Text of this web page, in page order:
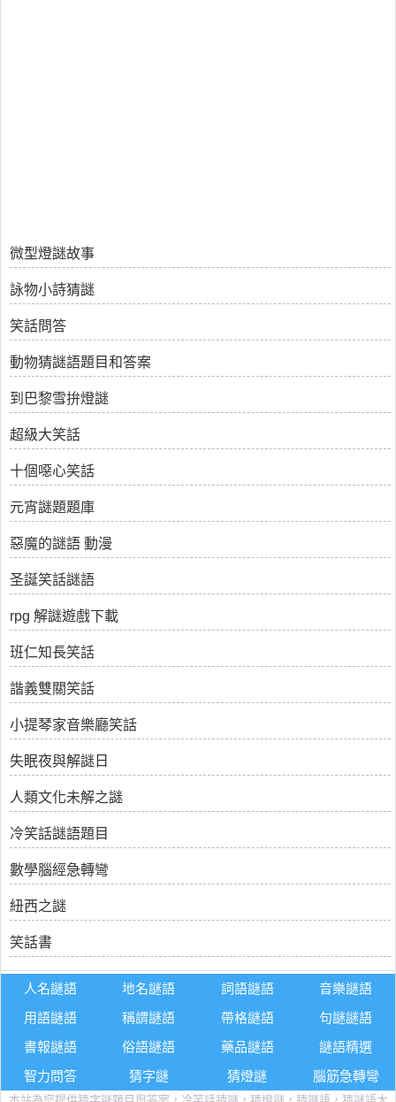
微型燈謎故事
詠物小詩猜謎
笑話問答
動物猜謎語題目和答案
到巴黎雪拚燈謎
超級大笑話
十個噁心笑話
元宵謎題題庫
惡魔的謎語 動漫
圣誕笑話謎語
rpg 解謎遊戲下載
班仁知長笑話
諧義雙關笑話
小提琴家音樂廳笑話
失眠夜與解謎日
人類文化未解之謎
冷笑話謎語題目
數學腦經急轉彎
紐西之謎
笑話書
人名謎語 地名謎語 詞語謎語
音樂謎語
用語謎語
稱謂謎語 帶格謎語
句謎謎語
書報謎語
俗語謎語 藥品謎語
謎語精選
智力問答
猜字謎 猜燈謎 腦筋急轉彎